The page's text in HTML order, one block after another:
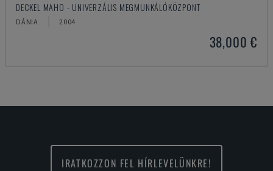
DECKEL MAHO - UNIVERZÁLIS MEGMUNKÁLÓKÖZPONT
DÁNIA 2004
38,000 €
IRATKOZZON FEL HÍRLEVELÜNKRE!